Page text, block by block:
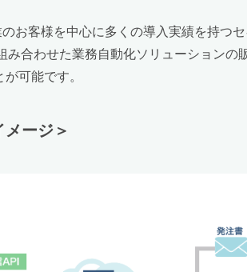
お客様を中心に多くの導入実績を持つ
合わせた業務自動化ソリューション
可能です。
ージ＞